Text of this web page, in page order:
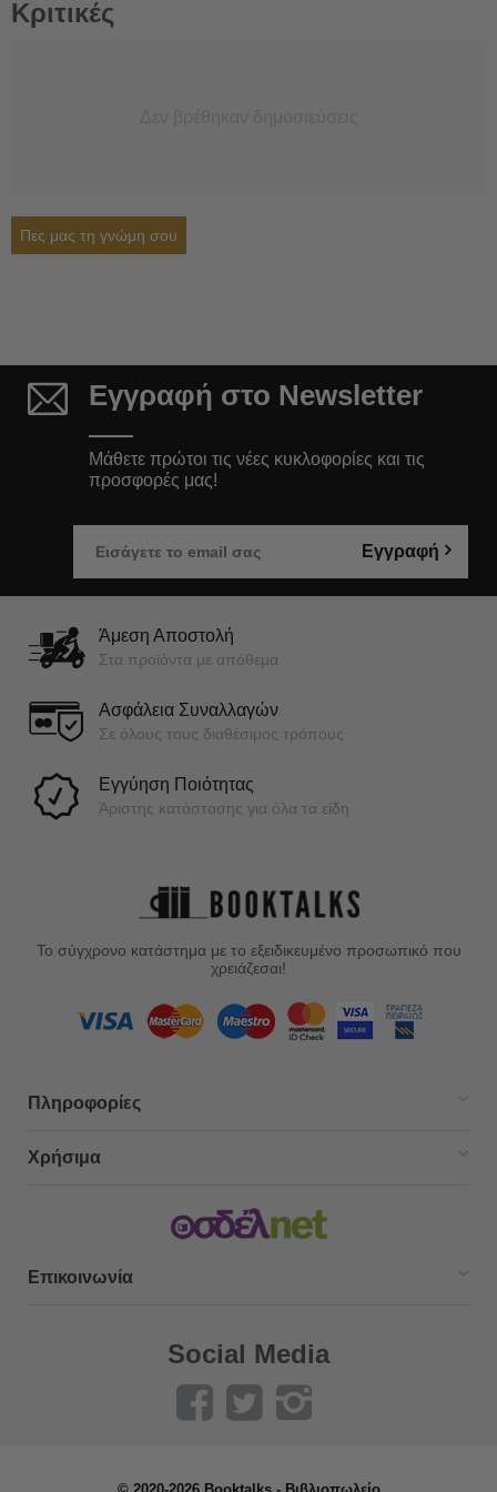
Κριτικές
Πες μας τη γνώμη σου
Εγγραφή στο Newsletter
Μάθετε πρώτοι τις νέες κυκλοφορίες και τις
προσφορές μας!
Εγγραφή
Άμεση Αποστολή
Στα προϊόντα με απόθεμα
Ασφάλεια Συναλλαγών
Σε όλους τους διαθέσιμος τρόπους
Εγγύηση Ποιότητας
Άριστης κατάστασης για όλα τα είδη
Το σύγχρονο κατάστημα με το εξειδικευμένο προσωπικό που
χρειάζεσαι!
Πληροφορίες
Χρήσιμα
Επικοινωνία
Social Media